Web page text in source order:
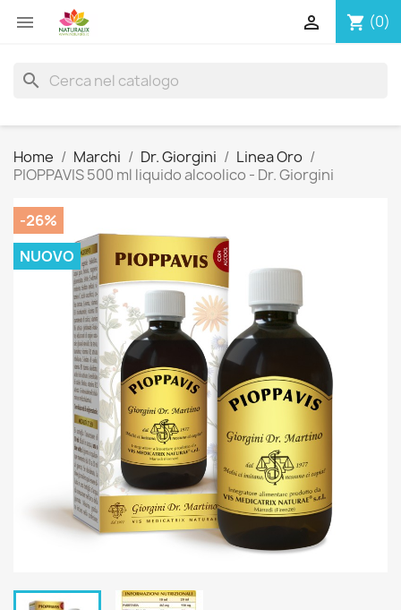
 shopping_cart (0)

search
Home Marchi Dr. Giorgini
Linea Oro
PIOPPAVIS 500 ml liquido alcoolico - Dr. Giorgini
-26%
NUOVO